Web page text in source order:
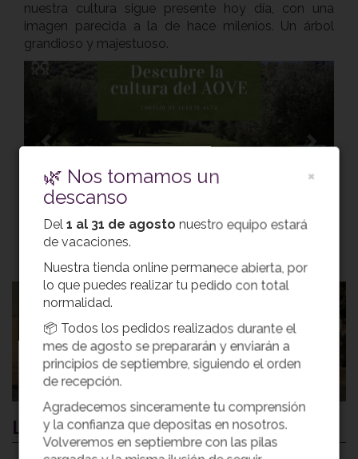
nuestra cultura sigue presente hoy día, con una
imagen parecida a la de hace milenios. Un árbol
grandioso y majestuoso.
Previous Next
Comprar Aceite
Lo más leído
×
🌿 Nos tomamos un
descanso
Del 1 al 31 de agosto nuestro equipo estará
de vacaciones.
Nuestra tienda online permanece abierta, por
lo que puedes realizar tu pedido con total
normalidad.
📦 Todos los pedidos realizados durante el
mes de agosto se prepararán y enviarán a
principios de septiembre, siguiendo el orden
de recepción.
Agradecemos sinceramente tu comprensión
y la confianza que depositas en nosotros.
Volveremos en septiembre con las pilas